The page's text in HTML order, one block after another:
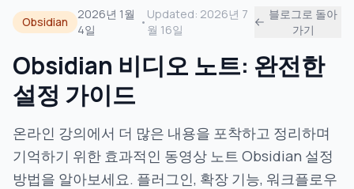
Extension
AI 영상 노트
소개
Obsidian
2026년 1월
4일
•
Updated: 2026년 7
월 16일
블로그로 돌아
가기
Obsidian 비디오 노트: 완전한
설정 가이드
온라인 강의에서 더 많은 내용을 포착하고 정리하며
기억하기 위한 효과적인 동영상 노트 Obsidian 설정
방법을 알아보세요. 플러그인, 확장 기능, 워크플로우